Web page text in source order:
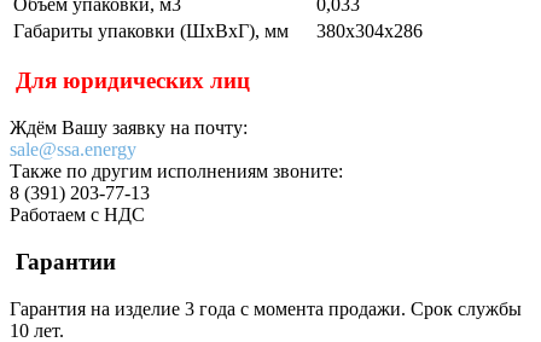
Габариты упаковки (ШхВхГ), мм
380х304х286
Для юридических лиц
Ждём Вашу заявку на почту:
sale@ssa.energy
Также по другим исполнениям звоните:
8 (391) 203-77-13
Работаем с НДС
Гарантии
Гарантия на изделие 3 года с момента продажи. Срок службы
10 лет.